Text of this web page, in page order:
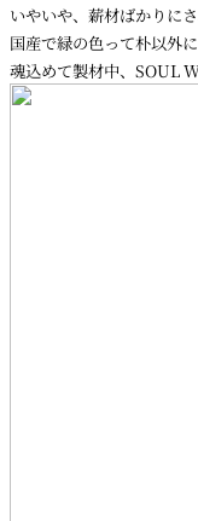
いやいや、薪材ばかりに
国産で緑の色って朴以外
魂込めて製材中、SOUL